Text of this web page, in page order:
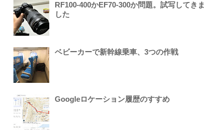
RF100-400かEF70-300か問題。試写してきま
した
ベビーカーで新幹線乗車、3つの作戦
Googleロケーション履歴のすすめ